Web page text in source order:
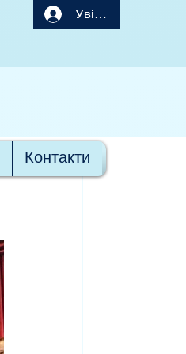
Увійти
Контакти